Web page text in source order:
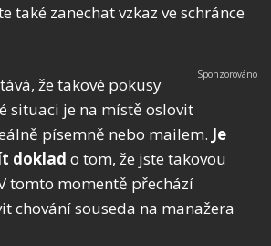
také zanechat vzkaz ve schránce
že takové pokusy
situaci je na místě oslovit
písemně nebo mailem. Je
doklad o tom, že jste takovou
tomto momentě přechází
chování souseda na manažera